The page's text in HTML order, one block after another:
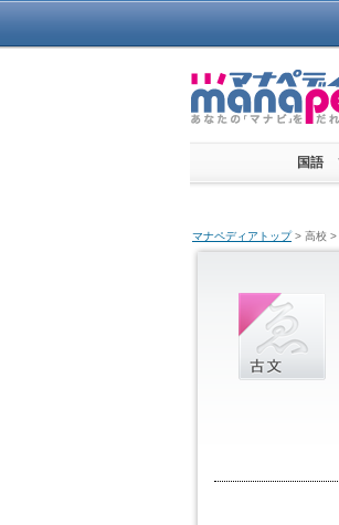
国語
マナペディアトップ> 高校 >